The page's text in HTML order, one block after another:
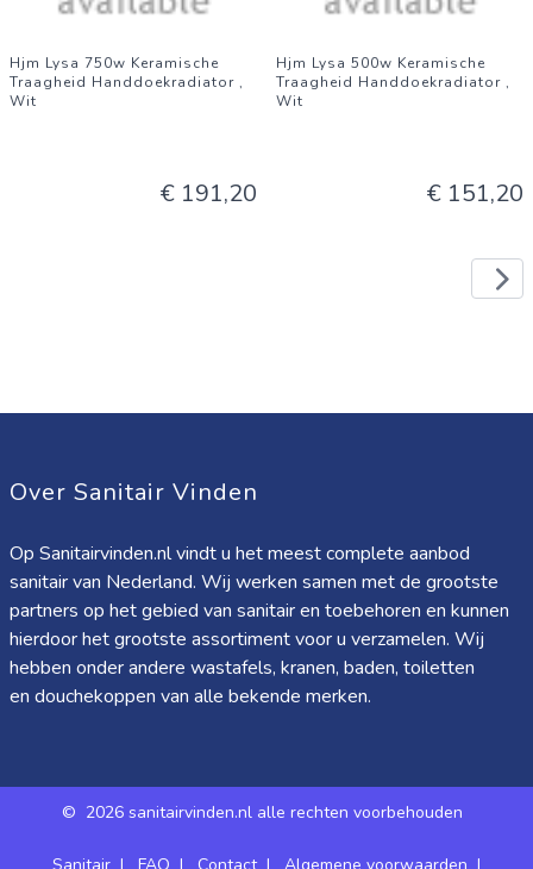
Hjm Lysa 750w Keramische
Traagheid Handdoekradiator ,
Wit
€ 191,20
Hjm Lysa 500w Keramische
Traagheid Handdoekradiator ,
Wit
€ 151,20
Over Sanitair Vinden
Op Sanitairvinden.nl vindt u het meest complete aanbod
sanitair van Nederland. Wij werken samen met de grootste
partners op het gebied van sanitair en toebehoren en kunnen
hierdoor het grootste assortiment voor u verzamelen. Wij
hebben onder andere wastafels, kranen, baden, toiletten
en douchekoppen van alle bekende merken.
© 2026 sanitairvinden.nl alle rechten voorbehouden